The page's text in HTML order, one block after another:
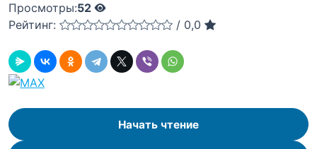
Просмотры:52
Рейтинг:
/ 0,0
Начать чтение